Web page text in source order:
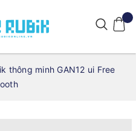
thông minh GAN12 ui Free